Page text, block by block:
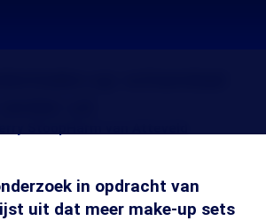
in opdracht van
uit dat meer make-up sets